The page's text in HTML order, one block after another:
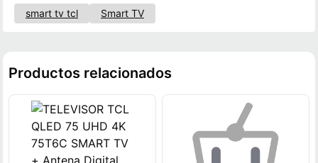
smart tv tcl Smart TV
Productos relacionados